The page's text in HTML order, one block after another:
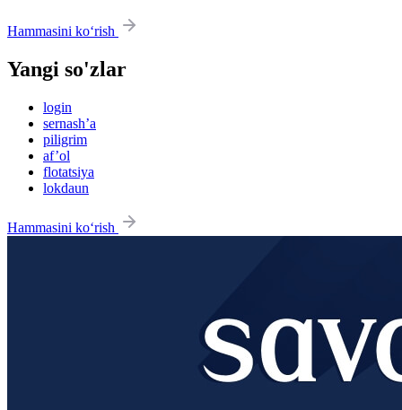
Hammasini ko‘rish
Yangi so'zlar
login
sernash’a
piligrim
af’ol
flotatsiya
lokdaun
Hammasini ko‘rish